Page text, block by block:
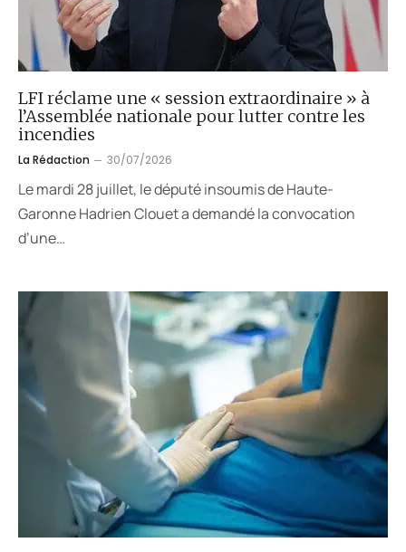
LFI réclame une « session extraordinaire » à
l’Assemblée nationale pour lutter contre les
incendies
La Rédaction 30/07/2026
Le mardi 28 juillet, le député insoumis de Haute-
Garonne Hadrien Clouet a demandé la convocation
d’une…